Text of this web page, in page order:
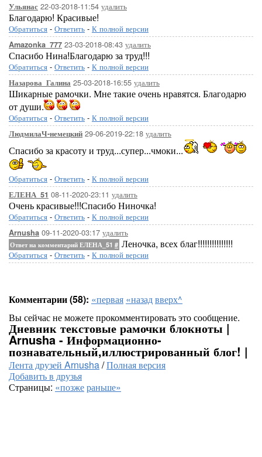
Ульянас 22-03-2018-11:54 удалить
Благодарю! Красивые!
Обратиться - Ответить - К полной версии
Amazonka_777 23-03-2018-08:43 удалить
Спасибо Нина!Благодарю за труд!!!
Обратиться - Ответить - К полной версии
Назарова_Галина 25-03-2018-16:55 удалить
Шикарные рамочки. Мне такие очень нравятся. Благодарю
от души.
Обратиться - Ответить - К полной версии
ЛюдмилаЧ-немецкий 29-06-2019-22:18 удалить
Спасибо за красоту и труд...супер...чмоки...
Обратиться - Ответить - К полной версии
ЕЛЕНА_51 08-11-2020-23:11 удалить
Очень красивые!!!Спасибо Ниночка!
Обратиться - Ответить - К полной версии
Arnusha 09-11-2020-03:17 удалить
Ответ на комментарий ЕЛЕНА_51 # Леночка, всех благ!!!!!!!!!!!!!!!
Обратиться - Ответить - К полной версии
Комментарии (58): «первая «назадвверх^
Вы сейчас не можете прокомментировать это сообщение.
Дневник текстовые рамочки блокноты |
Arnusha - Информационно-
познавательный,иллюстрированный блог! |
Лента друзей Arnusha/Полная версия
Добавить в друзья
Страницы: «позжераньше»